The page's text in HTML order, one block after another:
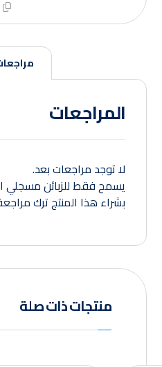
المراجعات
لا توجد مراجعات بعد.
يسمح فقط للزبائن مسجلي
بشراء هذا المنتج ترك
منتجات ذات صلة